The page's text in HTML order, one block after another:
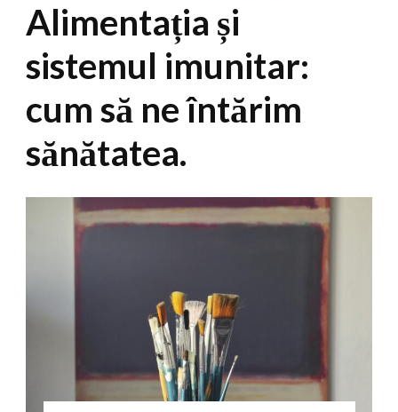
Alimentația și
sistemul imunitar:
cum să ne întărim
sănătatea.